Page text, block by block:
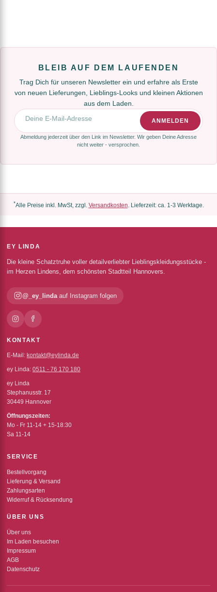
BLEIB AUF DEM LAUFENDEN
Trag Dich für unseren Newsletter ein und erfahre als Erste
von neuen Lieferungen, Lieblings-Looks und kleinen Aktionen
aus dem Laden.
E-Mail-Adresse
ANMELDEN
Abmeldung jederzeit über den Link im Newsletter. Wir geben Deine Adresse
nicht weiter - versprochen.
*Alle Preise inkl. MwSt, zzgl. Versandkosten . Lieferzeit: ca. 1-3 Werktage.
EY LINDA
Die kleine Schatztruhe voller detailverliebter Lieblingskleidungsstücke -
im Herzen Lindens, dem schönsten Stadtteil Hannovers.
@_ey_linda auf Instagram folgen
KONTAKT
E-Mail: kontakt@eylinda.de
ey Linda: 0511 - 76 170 180
ey Linda
Stephanusstr. 17
30449 Hannover
Öffnungszeiten:
Mo - Fr 11-14 + 15-18:30
Sa 11-14
SERVICE
Bestellvorgang
Lieferung & Versand
Zahlungsarten
Widerruf & Rücksendung
ÜBER UNS
Über uns
Im Laden besuchen
Impressum
AGB
Datenschutz